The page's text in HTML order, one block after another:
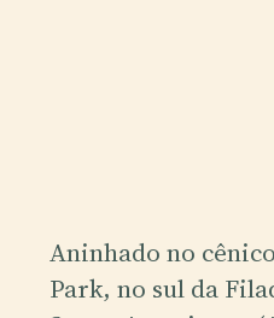
Aninhado no
Park, no sul da